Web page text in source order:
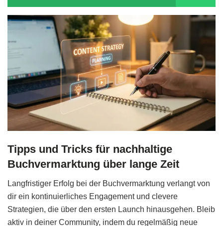
Tipps und Tricks für nachhaltige
Buchvermarktung über lange Zeit
Langfristiger Erfolg bei der Buchvermarktung verlangt von
dir ein kontinuierliches Engagement und clevere
Strategien, die über den ersten Launch hinausgehen. Bleib
aktiv in deiner Community, indem du regelmäßig neue